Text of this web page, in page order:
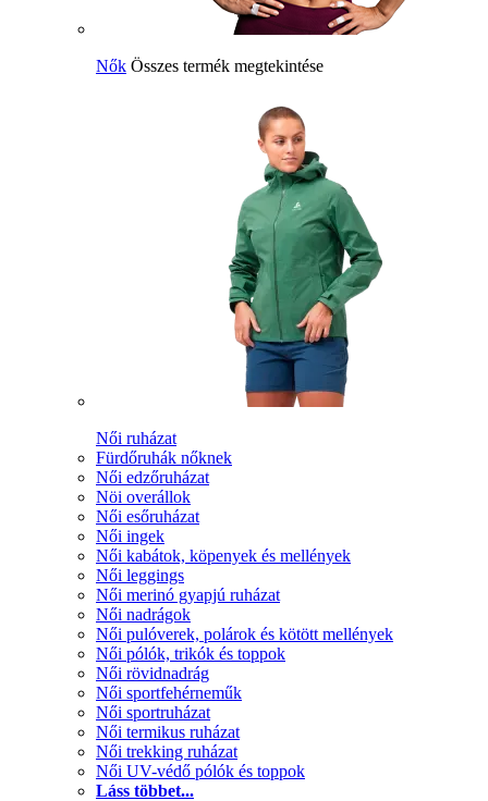
Nők Összes termék megtekintése
Női ruházat
Fürdőruhák nőknek
Női edzőruházat
Nöi overállok
Női esőruházat
Női ingek
Női kabátok, köpenyek és mellények
Női leggings
Női merinó gyapjú ruházat
Női nadrágok
Női pulóverek, polárok és kötött mellények
Női pólók, trikók és toppok
Női rövidnadrág
Női sportfehérneműk
Női sportruházat
Női termikus ruházat
Női trekking ruházat
Női UV-védő pólók és toppok
Láss többet...